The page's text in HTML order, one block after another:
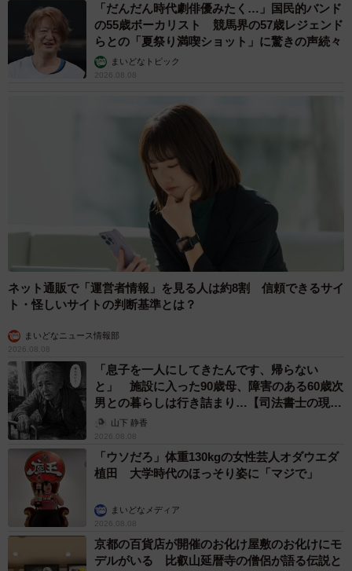
「だんだん時代劇俳優みたく…」国民的バンド
の55歳ボーカリスト 競馬界の57歳レジェンド
らとの「夏祭り満喫ショット」に驚きの声続々
まいどなトピック
2026.08.08
ネット通販で「運営者情報」を見る人は約8割 信頼できるサイ
ト・怪しいサイトの判断基準とは？
まいどなニュース情報部
2026.08.08
「息子を一人にしてきたんです、帰らない
と」 施設に入った90歳母、障害のある60歳次
男との暮らしは行き詰まり…【司法書士の現場
から】山下 静香
2026.08.08
「ウソだろ」体重130kgの女性芸人オダウエダ
植田 大学時代のほっそり姿に「マジで」
まいどなメディア
2026.08.08
京都の百貨店が開催のお化け屋敷のお化けにモ
デルがいる 比叡山延暦寺の僧侶が語る伝説と